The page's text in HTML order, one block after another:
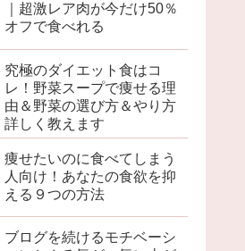
｜超激レア肉が今だけ50％
オフで食べれる
究極のダイエット食はコ
レ！野菜スープで痩せる理
由＆野菜の選び方＆やり方
詳しく教えます
痩せたいのに食べてしまう
人向け！あなたの食欲を抑
える９つの方法
ブログを続けるモチベーシ